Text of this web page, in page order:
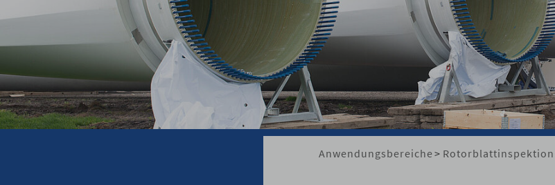
Anwendungsbereiche> Rotorblattinspektion